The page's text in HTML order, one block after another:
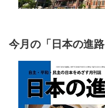
今月の「日本の進路